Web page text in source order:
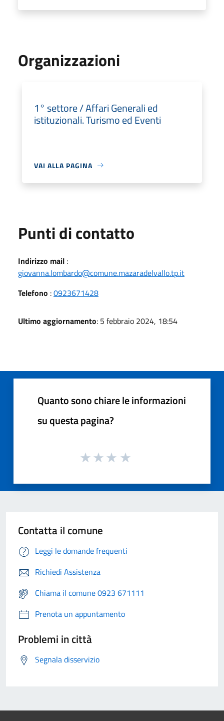
Organizzazioni
1° settore / Affari Generali ed
istituzionali. Turismo ed Eventi
VAI ALLA PAGINA
Punti di contatto
Indirizzo mail :
giovanna.lombardo@comune.mazaradelvallo.tp.it
Telefono :0923671428
Ultimo aggiornamento: 5 febbraio 2024, 18:54
Quanto sono chiare le informazioni
su questa pagina?
Contatta il comune
Leggi le domande frequenti
Richiedi Assistenza
Chiama il comune 0923 671111
Prenota un appuntamento
Problemi in città
Segnala disservizio